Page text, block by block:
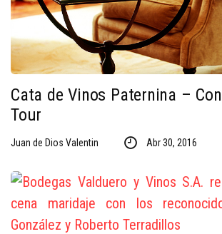
Cata de Vinos Paternina –
Tour
Juan de Dios Valentin Abr 30, 2016